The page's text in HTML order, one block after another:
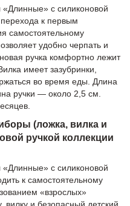
с силиконовой
к первым
самостоятельному
удобно черпать и
ручка комфортно лежит
имеет зазубринки,
во время еды. Длина
ручки — около 2,5 см.
(ложка, вилка и
ручкой коллекции
с силиконовой
к самостоятельному
«взрослых»